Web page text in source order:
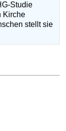
Studie
Kirche
stellt sie